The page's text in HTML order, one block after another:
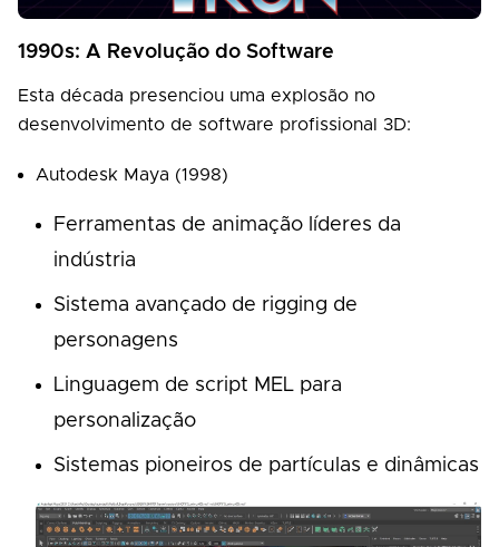
1990s: A Revolução do Software
Esta década presenciou uma explosão no
desenvolvimento de software profissional 3D:
Autodesk Maya (1998)
Ferramentas de animação líderes da
indústria
Sistema avançado de rigging de
personagens
Linguagem de script MEL para
personalização
Sistemas pioneiros de partículas e dinâmicas